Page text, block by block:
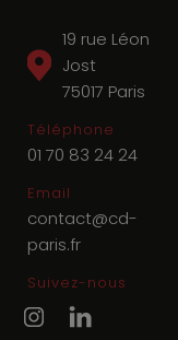
19 rue Léon
Jost
75017 Paris
Téléphone
01 70 83 24 24
Email
contact@cd-
paris.fr
Suivez-nous